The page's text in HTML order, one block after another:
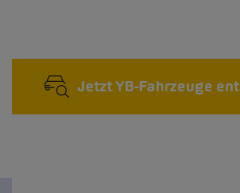
Jetzt YB-Fahrzeuge